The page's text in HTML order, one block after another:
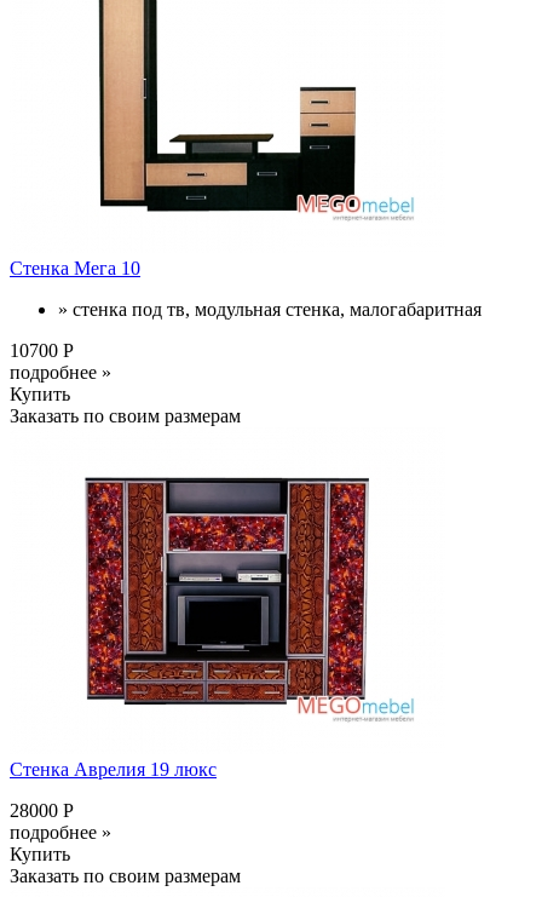
Стенка Мега 10
» стенка под тв, модульная стенка, малогабаритная
10700 Р
подробнее »
Купить
Заказать по своим размерам
Стенка Аврелия 19 люкс
28000 Р
подробнее »
Купить
Заказать по своим размерам